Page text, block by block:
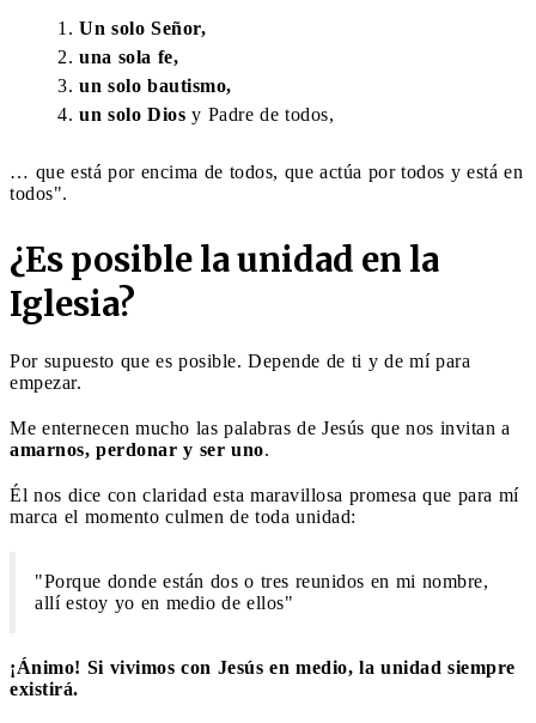
Un solo Señor,
una sola fe,
un solo bautismo,
un solo Dios y Padre de todos,
… que está por encima de todos, que actúa por todos y está en
todos".
¿Es posible la unidad en la
Iglesia?
Por supuesto que es posible. Depende de ti y de mí para
empezar.
Me enternecen mucho las palabras de Jesús que nos invitan a
amarnos, perdonar y ser uno.
Él nos dice con claridad esta maravillosa promesa que para mí
marca el momento culmen de toda unidad:
"Porque donde están dos o tres reunidos en mi nombre,
allí estoy yo en medio de ellos"
¡Ánimo! Si vivimos con Jesús en medio, la unidad siempre
existirá.